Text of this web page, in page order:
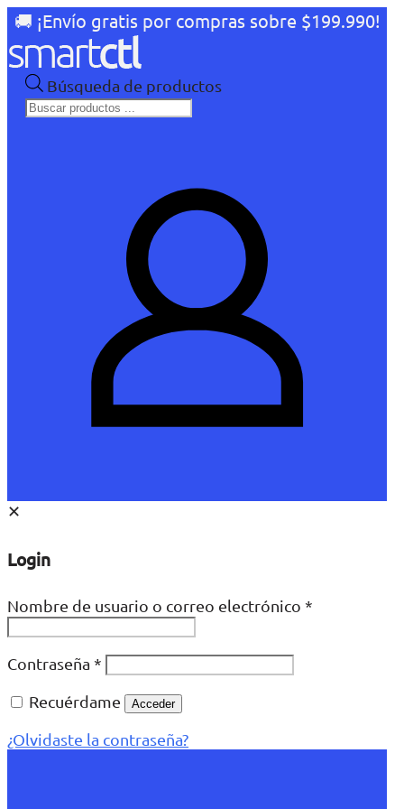
🚚 ¡Envío gratis por compras sobre $199.990!
Búsqueda de productos
✕
Login
Nombre de usuario o correo electrónico *
Contraseña *
Recuérdame
Acceder
¿Olvidaste la contraseña?